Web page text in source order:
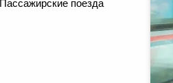
поезда